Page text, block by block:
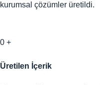
kurumsal çözümler üretildi.
0 +
Üretilen İçerik